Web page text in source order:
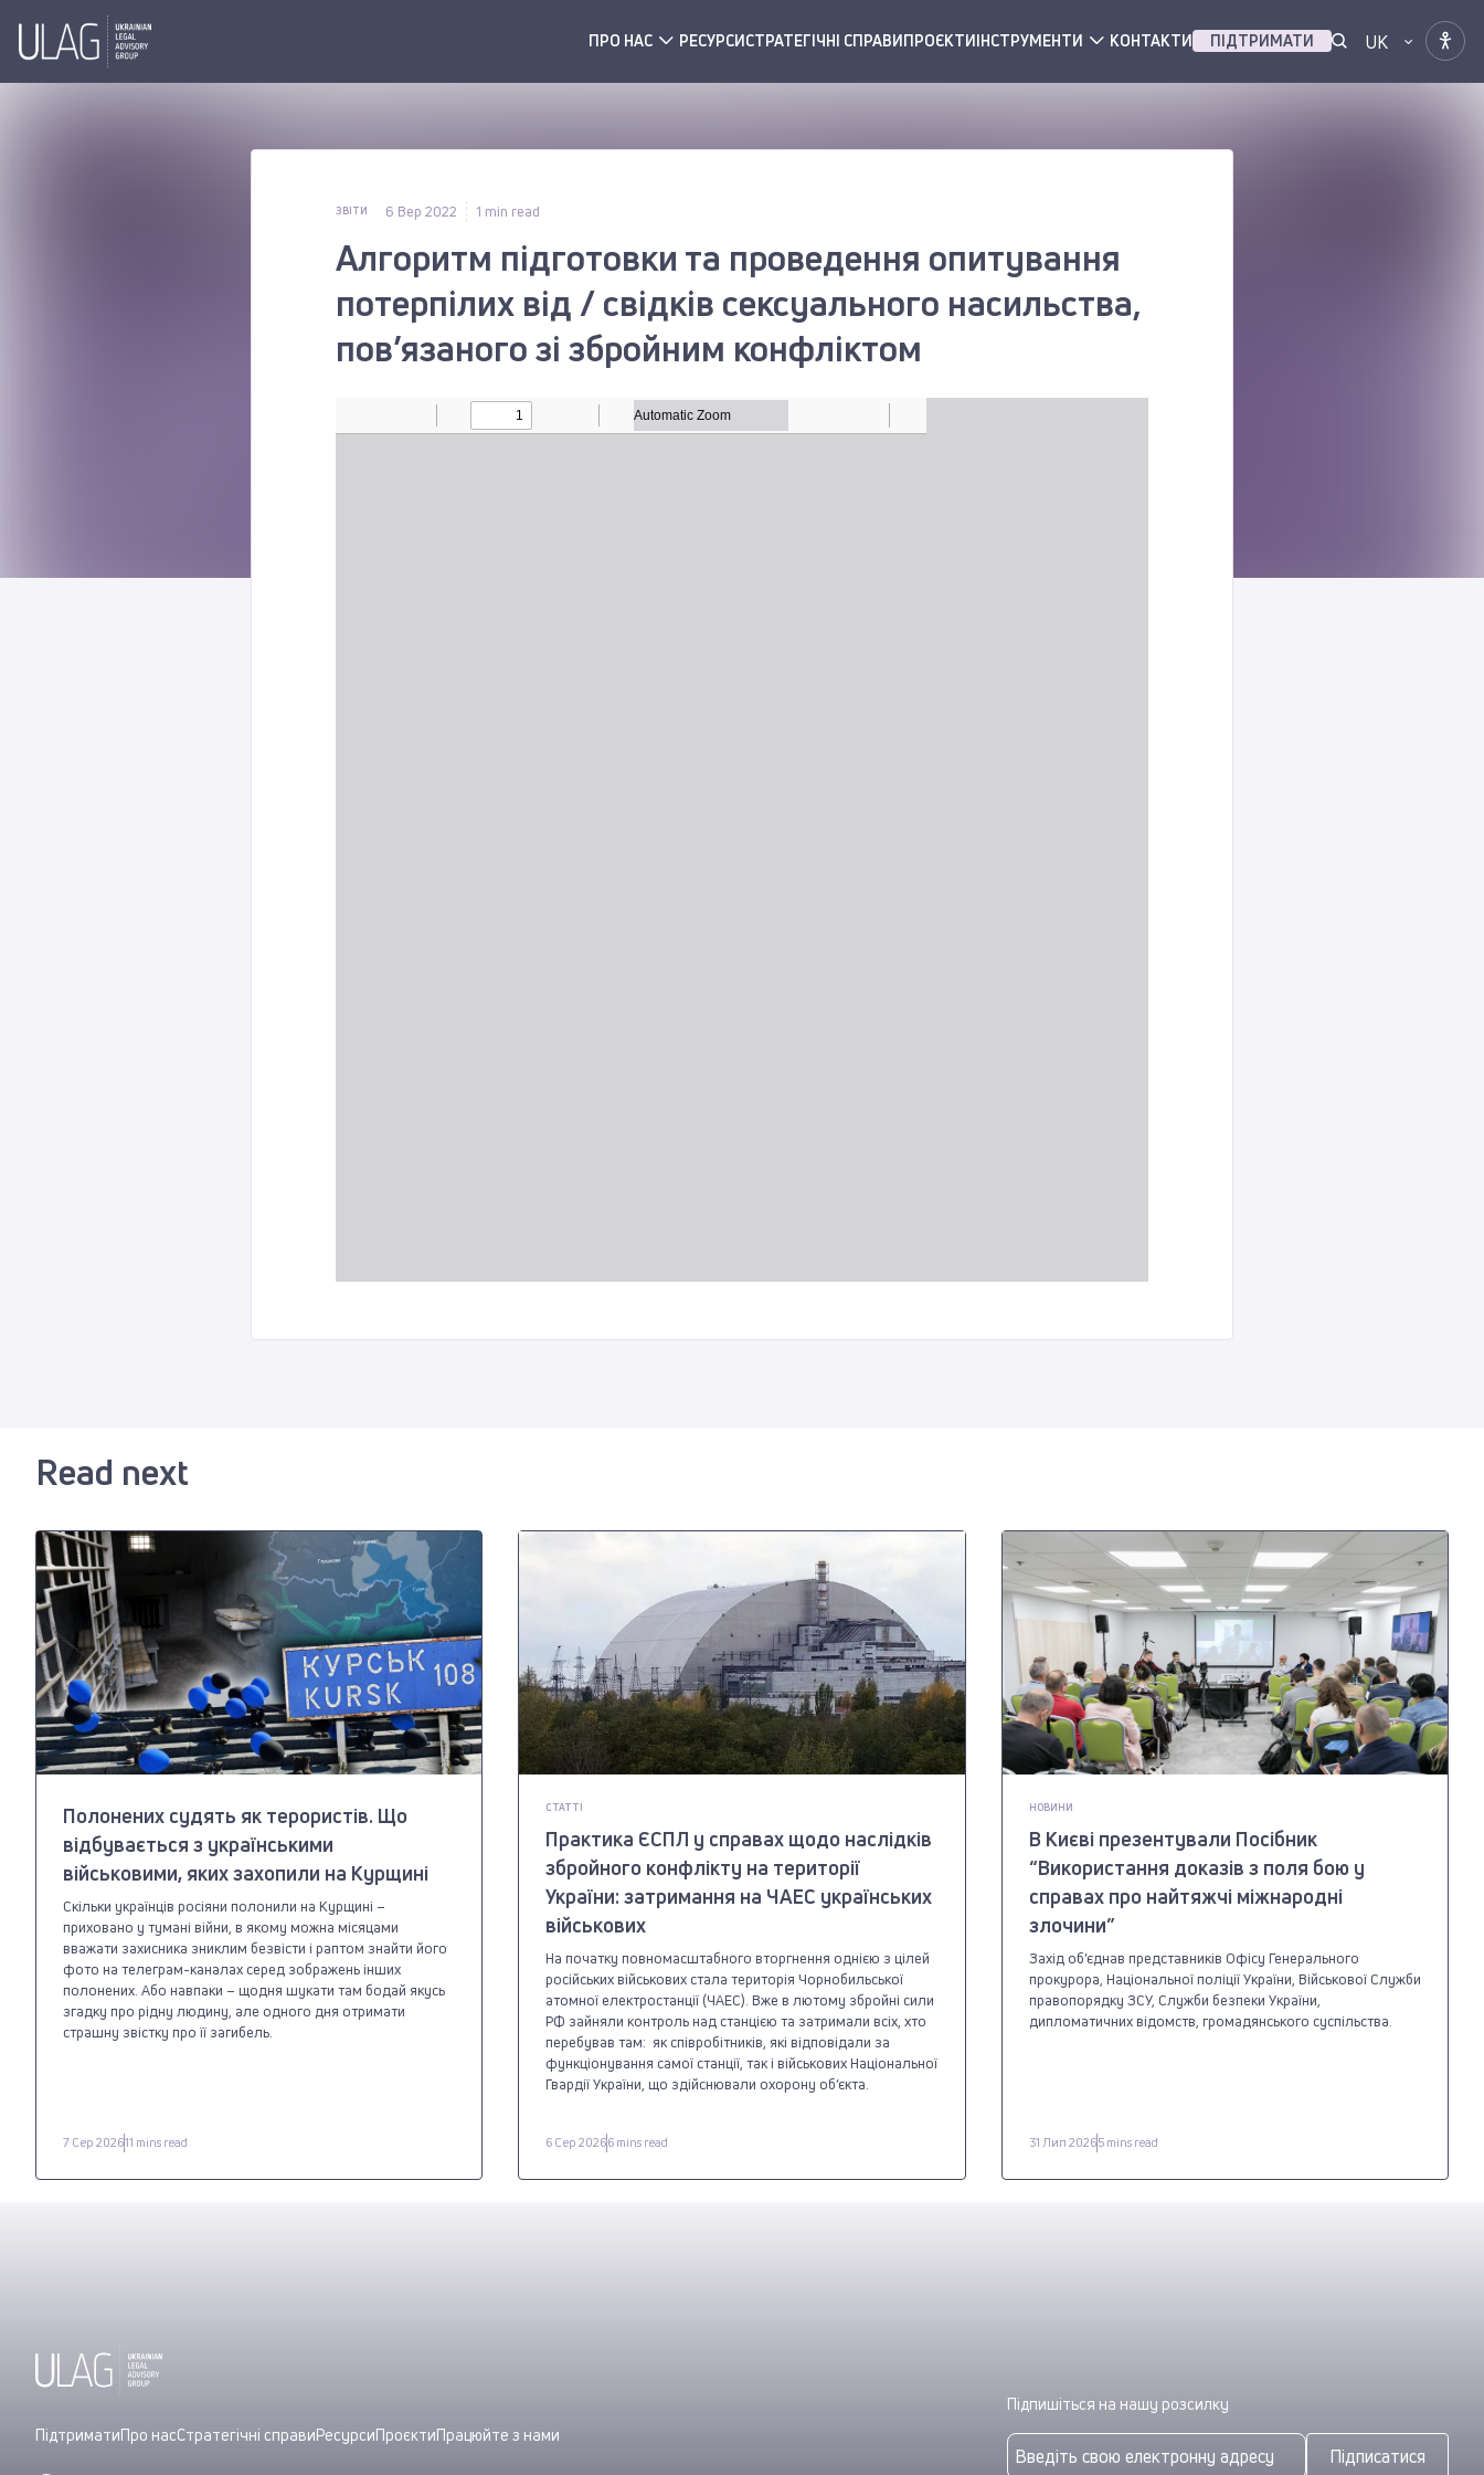
ПРО НАС РЕСУРСИСТРАТЕГІЧНІ СПРАВИПРОЄКТИІНСТРУМЕНТИ КОНТАКТИ ПІДТРИМАТИ UK
ЗВІТИ 6 Вер 2022 1 min read
Алгоритм підготовки та проведення опитування
потерпілих від / свідків сексуального насильства,
пов’язаного зі збройним конфліктом
Read next
Полонених судять як терористів. Що
відбувається з українськими
військовими, яких захопили на Курщині
Скільки українців росіяни полонили на Курщині –
приховано у тумані війни, в якому можна місяцами
вважати захисника зниклим безвісти і раптом знайти його
фото на телеграм-каналах серед зображень інших
полонених. Або навпаки – щодня шукати там бодай якусь
згадку про рідну людину, але одного дня отримати
страшну звістку про її загибель.
7 Сер 202611 mins read
СТАТТІ
Практика ЄСПЛ у справах щодо наслідків
збройного конфлікту на території
України: затримання на ЧАЕС українських
військових
На початку повномасштабного вторгнення однією з цілей
російських військових стала територія Чорнобильської
атомної електростанції (ЧАЕС). Вже в лютому збройні сили
РФ зайняли контроль над станцією та затримали всіх, хто
перебував там: як співробітників, які відповідали за
функціонування самої станції, так і військових Національної
Гвардії України, що здійснювали охорону об’єкта.
6 Сер 20266 mins read
НОВИНИ
В Києві презентували Посібник
“Використання доказів з поля бою у
справах про найтяжчі міжнародні
злочини”
Захід об’єднав представників Офісу Генерального
прокурора, Національної поліції України, Військової Служби
правопорядку ЗСУ, Служби безпеки України,
дипломатичних відомств, громадянського суспільства.
31 Лип 20265 mins read
ПідтриматиПро насСтратегічні справиРесурсиПроєктиПрацюйте з нами
Підпишіться на нашу розсилку
Підписатися